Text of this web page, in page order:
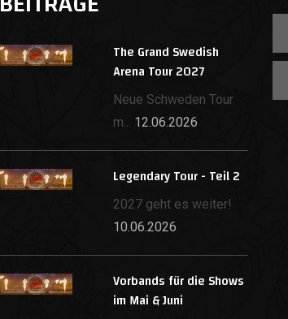
The Grand Swedish
Arena Tour 2027
Neue Schweden Tour
m... 12.06.2026
Legendary Tour - Teil 2
2027 geht es weiter!
10.06.2026
Vorbands für die Shows
im Mai & Juni